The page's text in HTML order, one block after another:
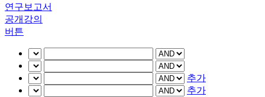
연구보고서
공개강의
버튼
추가
추가